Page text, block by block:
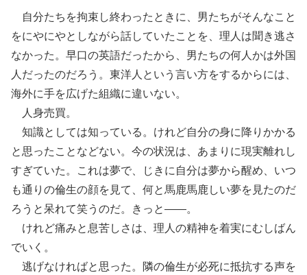
自分たちを拘束し終わったときに、男たちがそんなこと
をにやにやとしながら話していたことを、理人は聞き逃さ
なかった。早口の英語だったから、男たちの何人かは外国
人だったのだろう。東洋人という言い方をするからには、
海外に手を広げた組織に違いない。
人身売買。
知識としては知っている。けれど自分の身に降りかかる
と思ったことなどない。今の状況は、あまりに現実離れし
すぎていた。これは夢で、じきに自分は夢から醒め、いつ
も通りの倫生の顔を見て、何と馬鹿馬鹿しい夢を見たのだ
ろうと呆れて笑うのだ。きっと――。
けれど痛みと息苦しさは、理人の精神を着実にむしばん
でいく。
逃げなければと思った。隣の倫生が必死に抵抗する声を